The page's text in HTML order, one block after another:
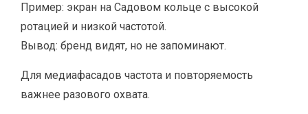
Пример: экран на Садовом кольце с высокой
ротацией и низкой частотой.
Вывод: бренд видят, но не запоминают.
Для медиафасадов частота и повторяемость
важнее разового охвата.